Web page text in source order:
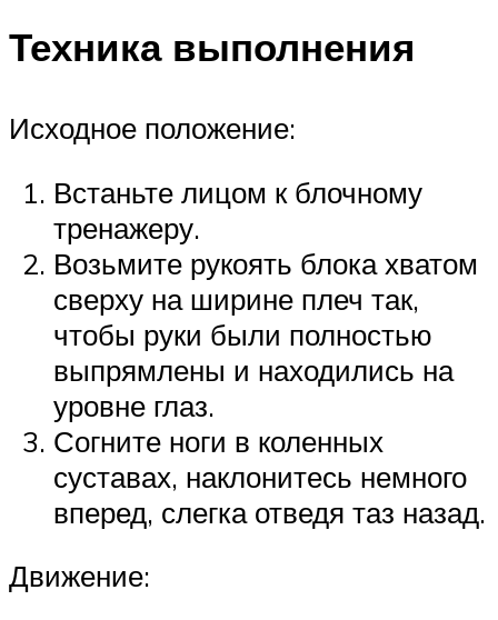
Техника выполнения
Исходное положение:
Встаньте лицом к блочному
тренажеру.
Возьмите рукоять блока хватом
сверху на ширине плеч так,
чтобы руки были полностью
выпрямлены и находились на
уровне глаз.
Согните ноги в коленных
суставах, наклонитесь немного
вперед, слегка отведя таз назад.
Движение: